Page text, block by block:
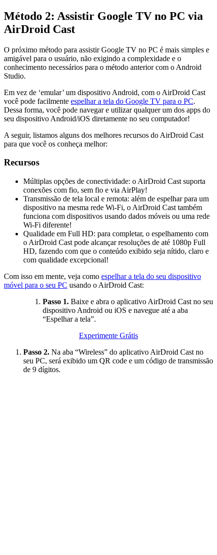
Método 2: Assistir Google TV no PC via
AirDroid Cast
O próximo método para assistir Google TV no PC é mais simples e
amigável para o usuário, não exigindo a complexidade e o
conhecimento necessários para o método anterior com o Android
Studio.
Em vez de ‘emular’ um dispositivo Android, com o AirDroid Cast
você pode facilmente espelhar a tela do Google TV para o PC.
Dessa forma, você pode navegar e utilizar qualquer um dos apps do
seu dispositivo Android/iOS diretamente no seu computador!
A seguir, listamos alguns dos melhores recursos do AirDroid Cast
para que você os conheça melhor:
Recursos
Múltiplas opções de conectividade: o AirDroid Cast suporta
conexões com fio, sem fio e via AirPlay!
Transmissão de tela local e remota: além de espelhar para um
dispositivo na mesma rede Wi-Fi, o AirDroid Cast também
funciona com dispositivos usando dados móveis ou uma rede
Wi-Fi diferente!
Qualidade em Full HD: para completar, o espelhamento com
o AirDroid Cast pode alcançar resoluções de até 1080p Full
HD, fazendo com que o conteúdo exibido seja nítido, claro e
com qualidade excepcional!
Com isso em mente, veja como espelhar a tela do seu dispositivo
móvel para o seu PC usando o AirDroid Cast:
Passo 1. Baixe e abra o aplicativo AirDroid Cast no seu
dispositivo Android ou iOS e navegue até a aba
“Espelhar a tela”.
Experimente Grátis
Passo 2. Na aba “Wireless” do aplicativo AirDroid Cast no
seu PC, será exibido um QR code e um código de transmissão
de 9 dígitos.